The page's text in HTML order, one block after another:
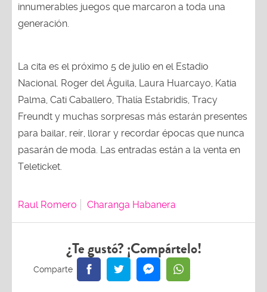
innumerables juegos que marcaron a toda una
generación.
La cita es el próximo 5 de julio en el Estadio
Nacional. Roger del Águila, Laura Huarcayo, Katia
Palma, Cati Caballero, Thalía Estabridis, Tracy
Freundt y muchas sorpresas más estarán presentes
para bailar, reír, llorar y recordar épocas que nunca
pasarán de moda. Las entradas están a la venta en
Teleticket.
Raul Romero Charanga Habanera
¿Te gustó? ¡Compártelo!